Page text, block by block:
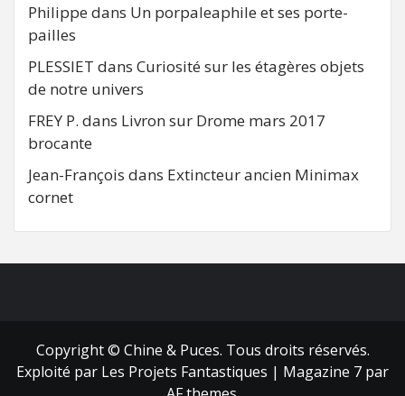
Philippe dans Un porpaleaphile et ses porte-
pailles
PLESSIET dans Curiosité sur les étagères objets
de notre univers
FREY P. dans Livron sur Drome mars 2017
brocante
Jean-François dans Extincteur ancien Minimax
cornet
Copyright © Chine & Puces. Tous droits réservés.
Exploité par Les Projets Fantastiques | Magazine 7 par